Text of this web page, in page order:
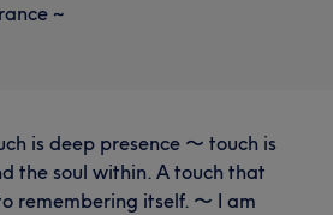
~
is deep presence 〜 touch is
the soul within. A touch that
remembering itself. 〜 I am